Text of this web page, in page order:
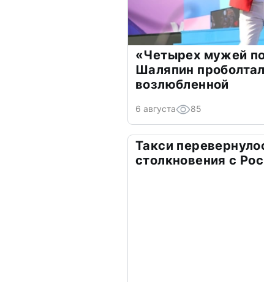
«Четырех мужей
Шаляпин
возлюбленной
6 августа 85
Такси
столкновения с